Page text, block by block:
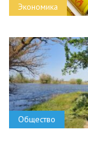
Экономика
Общество